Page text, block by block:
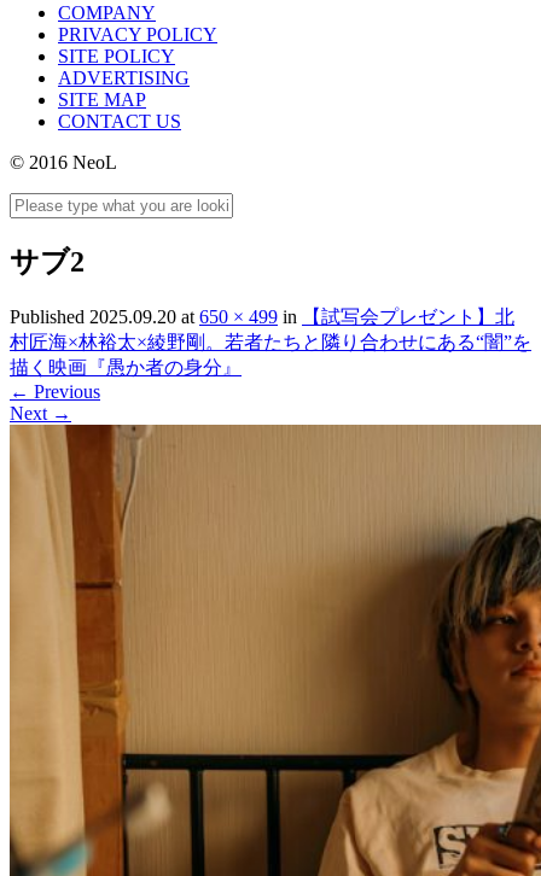
COMPANY
PRIVACY POLICY
SITE POLICY
ADVERTISING
SITE MAP
CONTACT US
© 2016 NeoL
サブ2
Published 2025.09.20 at 650 × 499 in
【試写会プレゼント】北
村匠海×林裕太×綾野剛。若者たちと隣り合わせにある“闇”を
描く映画『愚か者の身分』
← Previous
Next →